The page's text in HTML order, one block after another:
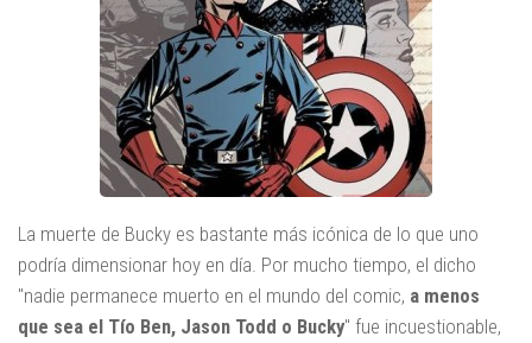
La muerte de Bucky es bastante más icónica de lo que uno
podría dimensionar hoy en día. Por mucho tiempo, el dicho
"nadie permanece muerto en el mundo del comic, a menos
que sea el Tío Ben, Jason Todd o Bucky" fue incuestionable,